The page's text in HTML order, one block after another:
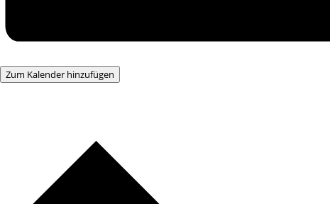
Zum Kalender hinzufügen